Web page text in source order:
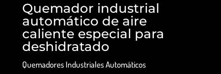
Quemador industrial
automático de aire
caliente especial para
deshidratado
Quemadores Industriales Automáticos